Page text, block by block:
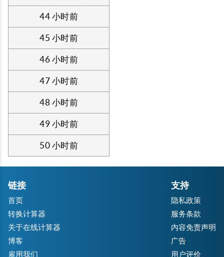
44 小时前
45 小时前
46 小时前
47 小时前
48 小时前
49 小时前
50 小时前
链接
首页
转换计算器
关于在线计算器
博客
雇用我们
支持
隐私政策
服务条款
内容免责声明
广告
用户评价